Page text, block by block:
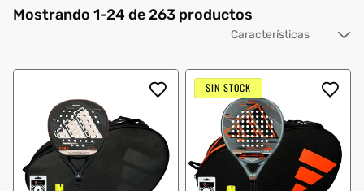
Mostrando 1-24 de 263 productos
SIN STOCK